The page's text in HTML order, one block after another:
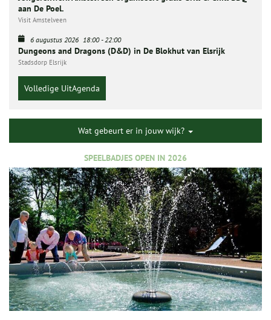
aan De Poel.
Visit Amstelveen
6 augustus 2026 18:00-22:00
Dungeons and Dragons (D&D) in De Blokhut van Elsrijk
Stadsdorp Elsrijk
Volledige UitAgenda
Wat gebeurt er in jouw wijk?
SPEELBADJES OPEN IN 2026